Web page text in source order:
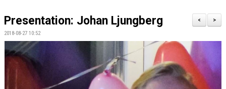
OM KLUBBEN
KONTAKT
KLUBBSHOP
>
<
Presentation: Johan Ljungberg
2018-08-27 10:52